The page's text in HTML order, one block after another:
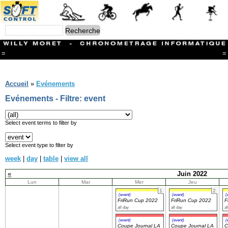
= =
Branches
CONTACT
Ski ALPIN
Triathlon
Ski Nordique
Courses à pieds
Athlétisme
Slalom In-Line
Caisse à savon
Coupe "Journal La Gruyère"
Accueil » Evénements
Evénements - Filtre: event
Select event terms to filter by
Select event type to filter by
week | day | table | view all
«
Juin 2022
Lun Mar Mer
Jeu
1
(event)
FriRun Cup 2022
all day
(event)
Coupe Journal LA
2
(event)
FriRun Cup 2022
all day
(event)
Coupe Journal LA